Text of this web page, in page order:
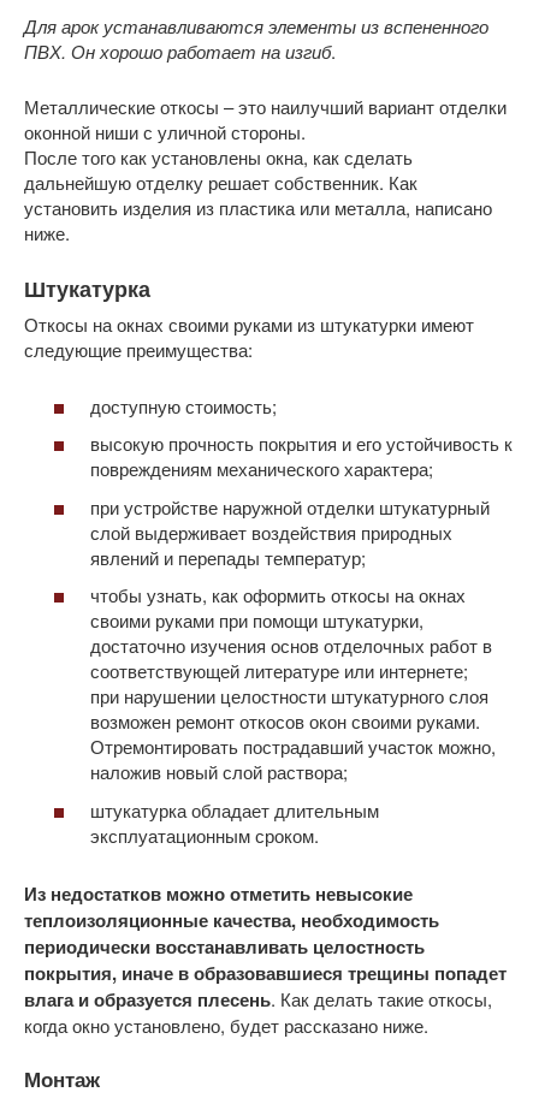
Для арок устанавливаются элементы из вспененного
ПВХ. Он хорошо работает на изгиб.
Металлические откосы – это наилучший вариант отделки
оконной ниши с уличной стороны.
После того как установлены окна, как сделать
дальнейшую отделку решает собственник. Как
установить изделия из пластика или металла, написано
ниже.
Штукатурка
Откосы на окнах своими руками из штукатурки имеют
следующие преимущества:
доступную стоимость;
высокую прочность покрытия и его устойчивость к
повреждениям механического характера;
при устройстве наружной отделки штукатурный
слой выдерживает воздействия природных
явлений и перепады температур;
чтобы узнать, как оформить откосы на окнах
своими руками при помощи штукатурки,
достаточно изучения основ отделочных работ в
соответствующей литературе или интернете;
при нарушении целостности штукатурного слоя
возможен ремонт откосов окон своими руками.
Отремонтировать пострадавший участок можно,
наложив новый слой раствора;
штукатурка обладает длительным
эксплуатационным сроком.
Из недостатков можно отметить невысокие
теплоизоляционные качества, необходимость
периодически восстанавливать целостность
покрытия, иначе в образовавшиеся трещины попадет
влага и образуется плесень. Как делать такие откосы,
когда окно установлено, будет рассказано ниже.
Монтаж